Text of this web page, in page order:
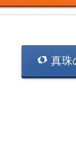
真珠